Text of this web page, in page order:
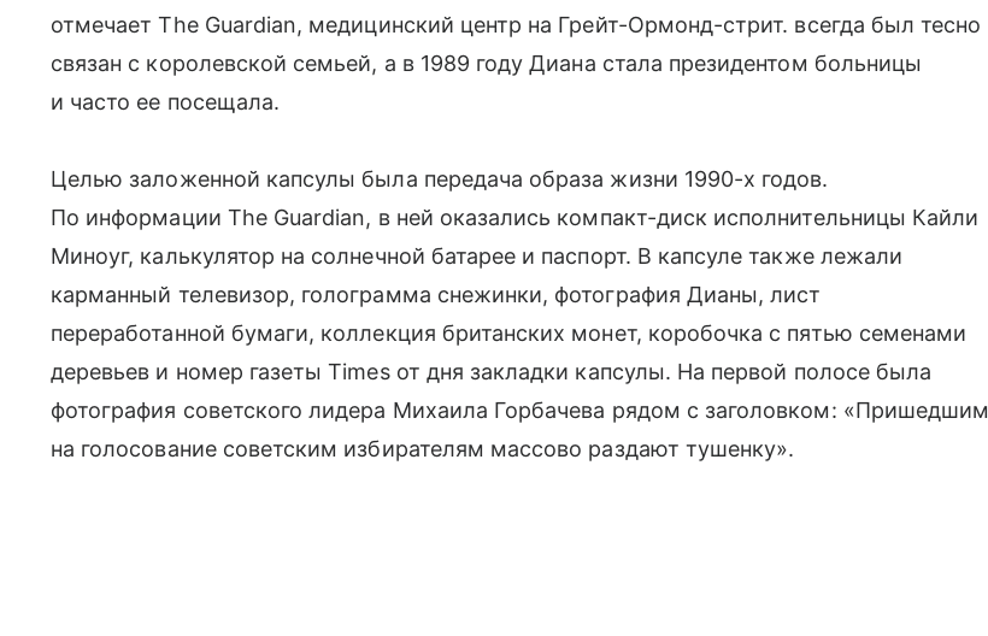
отмечает The Guardian, медицинский центр на Грейт-Ормонд-стрит. всегда был тесно
связан с королевской семьей, а в 1989 году Диана стала президентом больницы
и часто ее посещала.
Целью заложенной капсулы была передача образа жизни 1990-х годов.
По информации The Guardian, в ней оказались компакт-диск исполнительницы Кайли
Миноуг, калькулятор на солнечной батарее и паспорт. В капсуле также лежали
карманный телевизор, голограмма снежинки, фотография Дианы, лист
переработанной бумаги, коллекция британских монет, коробочка с пятью семенами
деревьев и номер газеты Times от дня закладки капсулы. На первой полосе была
фотография советского лидера Михаила Горбачева рядом с заголовком: «Пришедшим
на голосование советским избирателям массово раздают тушенку».